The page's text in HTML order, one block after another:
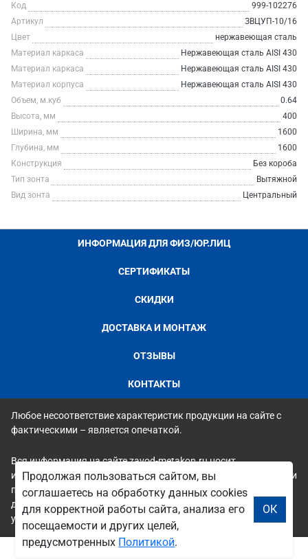
Код
999-102276
Артикул
ЗВЦУП-10/16
Цвет
нержавеющая сталь
Материал каркаса
Нержавеющая сталь AISI 430
Материал каркаса
Нержавеющая сталь AISI 430
Материал корпуса
Нержавеющая сталь AISI 430
Объем, м.куб
0.64
Высота, мм
400
Ширина, мм
1600
Глубина, мм
1600
Конструкция
Без короба
Тип зонта
Вытяжной
Вид зонта
Центральный
ИНФОРМАЦИЯ ДЛЯ ФИЗ/ЮР.ЛИЦ
СЕРТИФИКАТЫ
СКИДКИ
ДОСТАВКА И МОНТАЖ
ОТЗЫВЫ
КОНТАКТЫ
Любое несоответствие характеристик продукции на сайте с
фактическими – является опечаткой.
Вся информация на сайте zavod-metakon.ru носит
исключительно ознакомительный и справочный характер и ни
при каких условиях не является публичной офертой. Всю
дополнительную информацию можно узнать по телефонам
указанным на сайте.
Продолжая пользоваться сайтом, вы
соглашаетесь на обработку данных cookies
для корректной работы сайта, анализа его
посещаемости и других целей,
предусмотренных Политикой.
ОК